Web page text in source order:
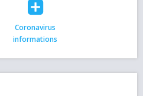
Coronavirus
informations